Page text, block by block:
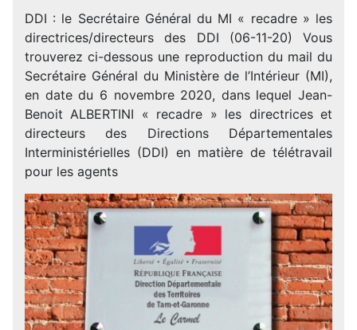
DDI : le Secrétaire Général du MI « recadre » les
directrices/directeurs des DDI (06-11-20) Vous
trouverez ci-dessous une reproduction du mail du
Secrétaire Général du Ministère de l’Intérieur (MI),
en date du 6 novembre 2020, dans lequel Jean-
Benoit ALBERTINI « recadre » les directrices et
directeurs des Directions Départementales
Interministérielles (DDI) en matière de télétravail
pour les agents